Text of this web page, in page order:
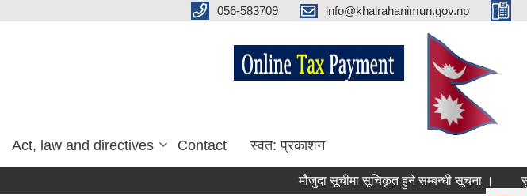
056-583709 info@khairahanimun.gov.np
Act, law and directives Contact स्वत: प्रकाशन
मौजुदा सूचीमा सूचिकृत हुने सम्बन्धी सूचना ।